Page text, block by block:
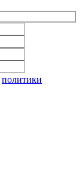
политики